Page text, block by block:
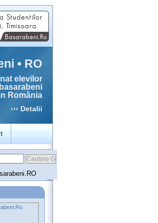
• RO
elevilor
România
››› Detalii